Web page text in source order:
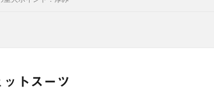
トスーツ